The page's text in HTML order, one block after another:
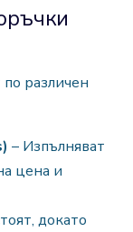
различен
– Изпълняват
цена и
тоят, докато